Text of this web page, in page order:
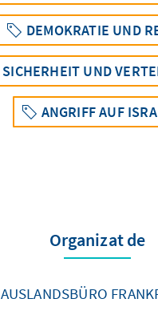
DEMOKRATIE UND
SICHERHEIT UND
ANGRIFF AUF
Organizat de
AUSLANDSBÜRO